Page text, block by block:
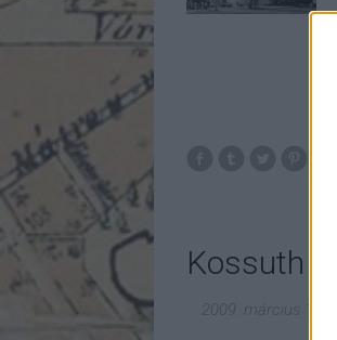
Kossuth
2009. március 11.